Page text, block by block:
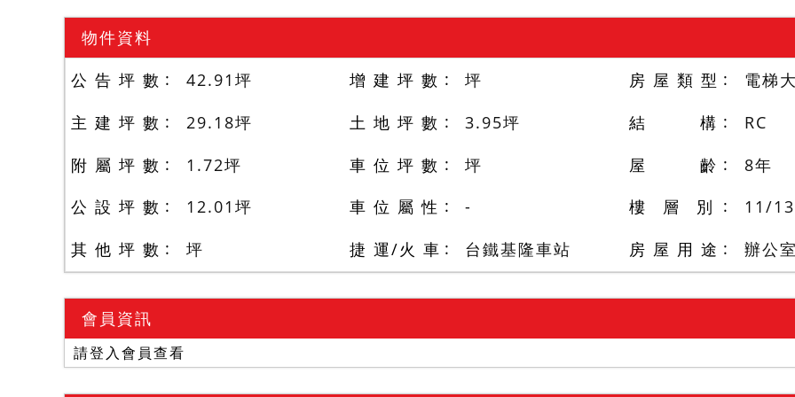
物件資料
公 告 坪 數
42.91 坪
主 建 坪 數
29.18坪
附 屬 坪 數
1.72坪
公 設 坪 數
12.01 坪
其 他 坪 數
坪
增 建 坪 數
坪
土 地 坪 數
3.95坪
車 位 坪 數
坪
車 位 屬 性
-
捷 運/火 車
台鐵基隆車站
房 屋 類 型
電梯
結 構
RC
屋 齡
8年
樓 層 別
11 /13
房 屋 用 途
辦公
會員資訊
請登入會員查看